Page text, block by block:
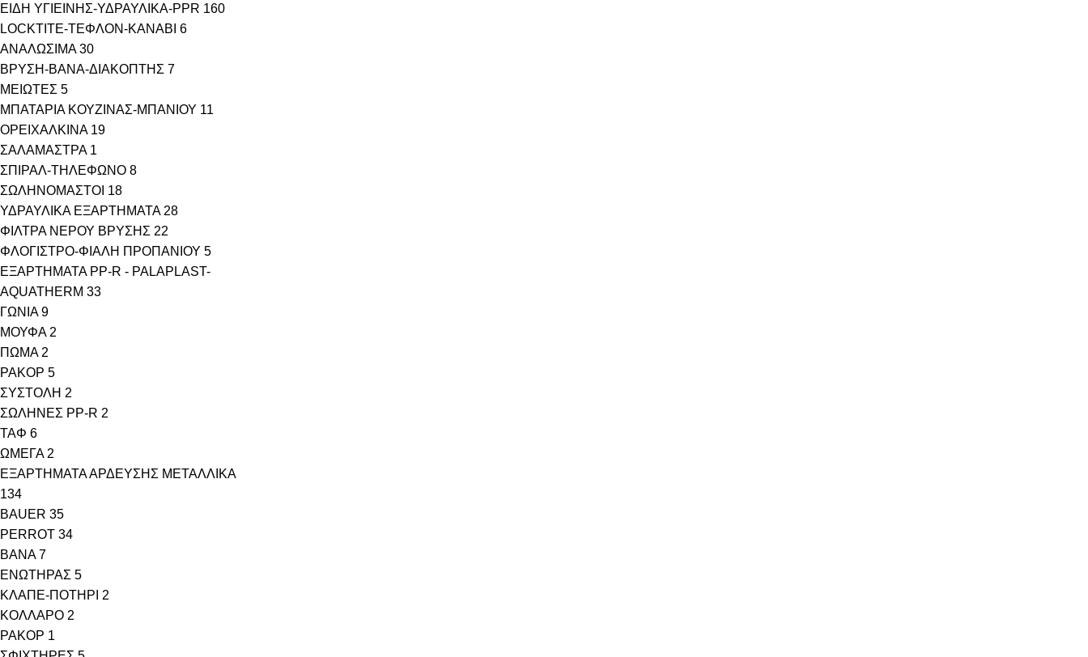
ΕΙΔΗ ΥΓΙΕΙΝΗΣ-ΥΔΡΑΥΛΙΚΑ-PPR 160
LOCKTITE-ΤΕΦΛΟΝ-ΚΑΝΑΒΙ 6
ΑΝΑΛΩΣΙΜΑ 30
ΒΡΥΣΗ-ΒΑΝΑ-ΔΙΑΚΟΠΤΗΣ 7
ΜΕΙΩΤΕΣ 5
ΜΠΑΤΑΡΙΑ ΚΟΥΖΙΝΑΣ-ΜΠΑΝΙΟΥ 11
ΟΡΕΙΧΑΛΚΙΝΑ 19
ΣΑΛΑΜΑΣΤΡΑ 1
ΣΠΙΡΑΛ-ΤΗΛΕΦΩΝΟ 8
ΣΩΛΗΝΟΜΑΣΤΟΙ 18
ΥΔΡΑΥΛΙΚΑ ΕΞΑΡΤΗΜΑΤΑ 28
ΦΙΛΤΡΑ ΝΕΡΟΥ ΒΡΥΣΗΣ 22
ΦΛΟΓΙΣΤΡΟ-ΦΙΑΛΗ ΠΡΟΠΑΝΙΟΥ 5
ΕΞΑΡΤΗΜΑΤΑ PP-R - PALAPLAST-
AQUATHERM 33
ΓΩΝΙΑ 9
ΜΟΥΦΑ 2
ΠΩΜΑ 2
ΡΑΚΟΡ 5
ΣΥΣΤΟΛΗ 2
ΣΩΛΗΝΕΣ PP-R 2
ΤΑΦ 6
ΩΜΕΓΑ 2
ΕΞΑΡΤΗΜΑΤΑ ΑΡΔΕΥΣΗΣ ΜΕΤΑΛΛΙΚΑ
134
BAUER 35
PERROT 34
ΒΑΝΑ 7
ΕΝΩΤΗΡΑΣ 5
ΚΛΑΠΕ-ΠΟΤΗΡΙ 2
ΚΟΛΛΑΡΟ 2
ΡΑΚΟΡ 1